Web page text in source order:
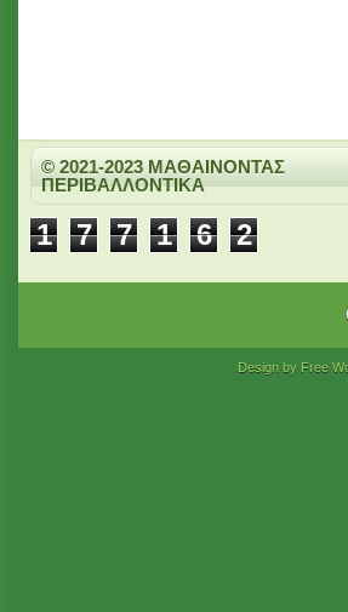
© 2021-2023 ΜΑΘΑΙΝΟΝΤΑΣ
ΠΕΡΙΒΑΛΛΟΝΤΙΚΑ
1 7 7 1 6 2
Design by Free